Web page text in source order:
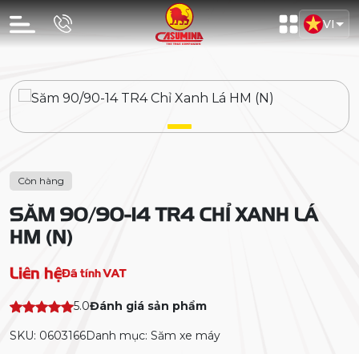
VI
Còn hàng
SĂM 90/90-14 TR4 CHỈ XANH LÁ
HM (N)
Liên hệĐã tính VAT
5.0Đánh giá sản phẩm
SKU: 0603166Danh mục: Săm xe máy